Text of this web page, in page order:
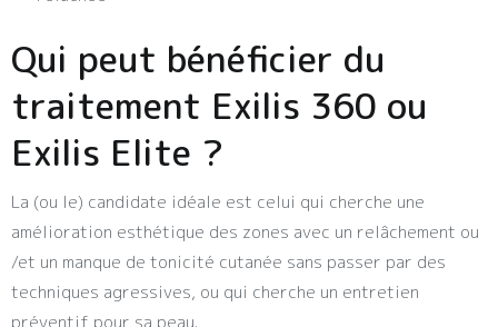
Qui peut bénéficier du
traitement Exilis 360 ou
Exilis Elite ?
La (ou le) candidate idéale est celui qui cherche une
amélioration esthétique des zones avec un relâchement ou
/et un manque de tonicité cutanée sans passer par des
techniques agressives, ou qui cherche un entretien
préventif pour sa peau.